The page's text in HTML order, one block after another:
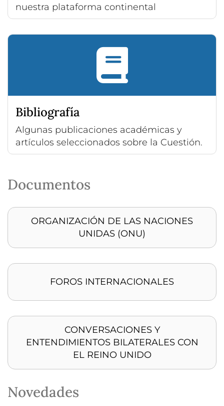
nuestra plataforma continental
Bibliografía
Algunas publicaciones académicas y
artículos seleccionados sobre la Cuestión.
Documentos
ORGANIZACIÓN DE LAS NACIONES
UNIDAS (ONU)
FOROS INTERNACIONALES
CONVERSACIONES Y
ENTENDIMIENTOS BILATERALES CON
EL REINO UNIDO
Novedades